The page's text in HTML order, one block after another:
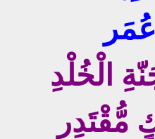
الْخُلْدِ
مُّقْتَدِر